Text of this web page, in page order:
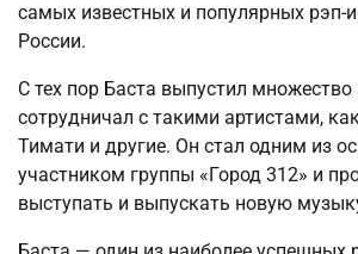
самых известных и популярных рэп-
России.
С тех пор Баста выпустил
сотрудничал с такими артистами,
Тимати и другие. Он стал одним из
участником группы «Город 312» и
выступать и выпускать новую